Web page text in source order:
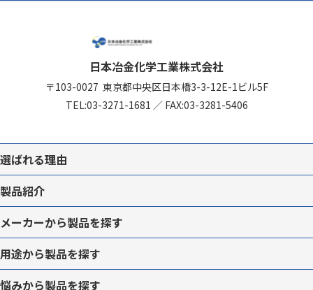
日本冶金化学工業株式会社
〒103-0027 東京都中央区日本橋3-3-12E-1ビル5F
TEL:03-3271-1681 ／ FAX:03-3281-5406
選ばれる理由
製品紹介
メーカーから製品を探す
用途から製品を探す
悩みから製品を探す